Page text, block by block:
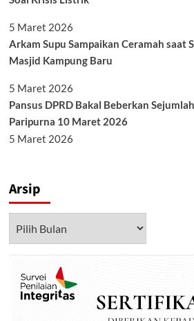
5 Maret 2026
Arkam Supu Sampaikan Ceramah saat
Masjid Kampung Baru
5 Maret 2026
Pansus DPRD Bakal Beberkan
Paripurna 10 Maret 2026
5 Maret 2026
Arsip